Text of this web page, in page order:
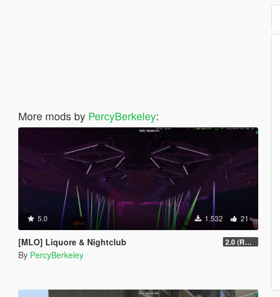
More mods by PercyBerkeley:
5.0 1.532 21
[MLO] Liquore & Nightclub 2.0 (RAGE MP)
By PercyBerkeley